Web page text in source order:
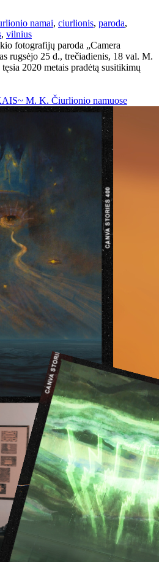
namai, ciurlionis, paroda,
, vilnius
fotografijų paroda „Camera
rugsėjo 25 d., trečiadienis, 18 val. M.
2020 metais pradėtą susitikimų
M. K. Čiurlionio namuose